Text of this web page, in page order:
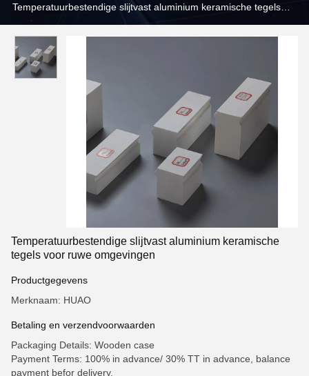
Temperatuurbestendige slijtvast aluminium keramische tegels
Temperatuurbestendige slijtvast aluminium keramische
tegels voor ruwe omgevingen
Productgegevens
Merknaam: HUAO
Betaling en verzendvoorwaarden
Packaging Details: Wooden case
Payment Terms: 100% in advance/ 30% TT in advance, balance
payment befor delivery.